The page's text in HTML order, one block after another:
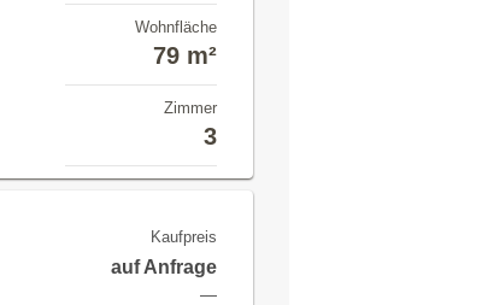
Wohnfläche
79 m²
Zimmer
3
Kaufpreis
auf Anfrage
—